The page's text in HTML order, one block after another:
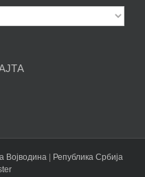
Војводина | Република Србија